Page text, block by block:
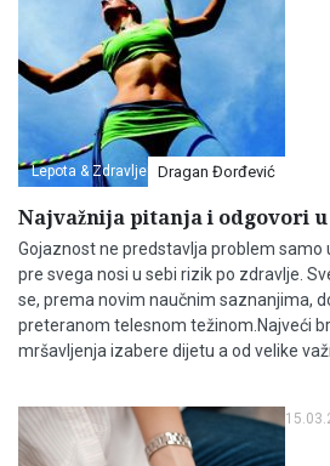
Lepota & Zdravlje Dragan Đorđević
Najvažnija pitanja i odgovori
Gojaznost ne predstavlja problem samo
pre svega nosi u sebi rizik po zdravlje.
se, prema novim naučnim saznanjima,
preteranom telesnom težinom.Najveći
mršavljenja izabere dijetu a od velike